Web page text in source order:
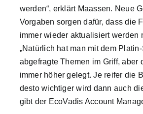
werden“, erklärt Maassen. Neue
Vorgaben sorgen dafür, dass die
immer wieder aktualisiert werden
„Natürlich hat man mit dem Platin-
abgefragte Themen im Griff, aber
immer höher gelegt. Je reifer die
desto wichtiger wird dann auch
gibt der EcoVadis Account